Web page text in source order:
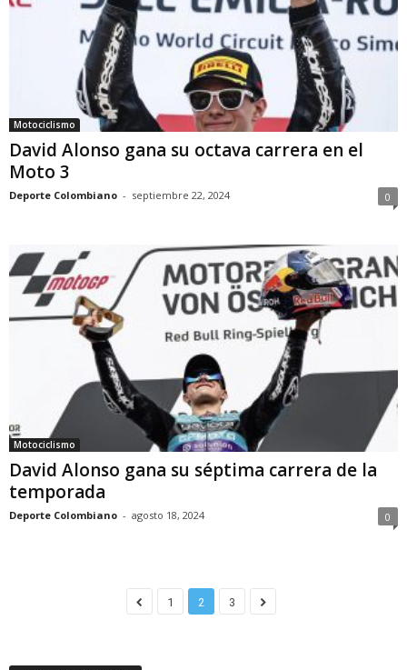
Motociclismo
David Alonso gana su octava carrera en el
Moto 3
Deporte Colombiano - septiembre 22, 2024 0
Motociclismo
David Alonso gana su séptima carrera de la
temporada
Deporte Colombiano - agosto 18, 2024 0
1 2 3